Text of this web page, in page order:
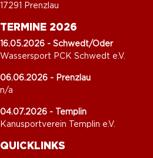
17291 Prenzlau
TERMINE 2026
16.05.2026 - Schwedt/Oder
Wassersport PCK Schwedt e.V.
06.06.2026 - Prenzlau
n/a
04.07.2026 - Templin
Kanusportverein Templin e.V.
QUICKLINKS